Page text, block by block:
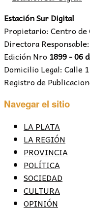
Estación Sur Digital
Propietario: Centro de
Directora
Edición Nro 1899 - 06
Domicilio Legal: Calle
Registro de
Navegar el sitio
LA PLATA
LA REGIÓN
PROVINCIA
POLÍTICA
SOCIEDAD
CULTURA
OPINIÓN